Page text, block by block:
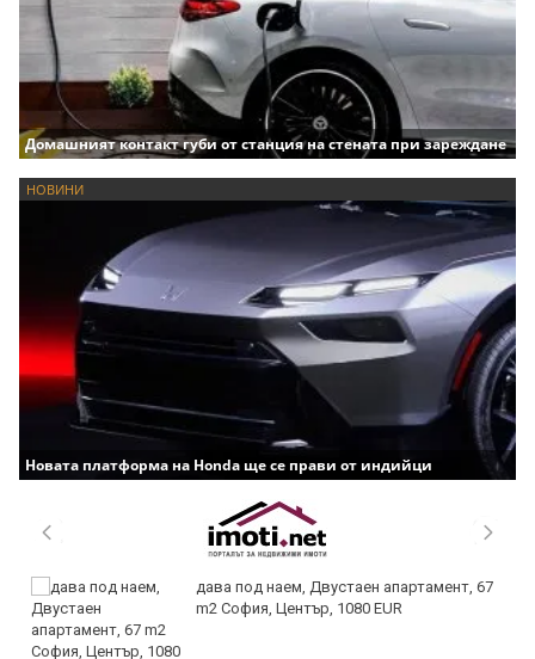
Домашният контакт губи от станция на стената при зареждане
НОВИНИ
Новата платформа на Honda ще се прави от индийци
дава под наем, Двустаен апартамент, 67
m2 София, Център, 1080 EUR